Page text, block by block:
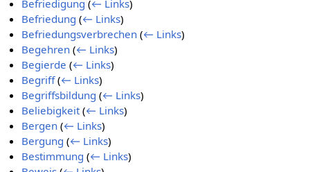
Befriedigung (← Links)
Befriedung (← Links)
Befriedungsverbrechen (← Links)
Begehren (← Links)
Begierde (← Links)
Begriff (← Links)
Begriffsbildung (← Links)
Beliebigkeit (← Links)
Bergen (← Links)
Bergung (← Links)
Bestimmung (← Links)